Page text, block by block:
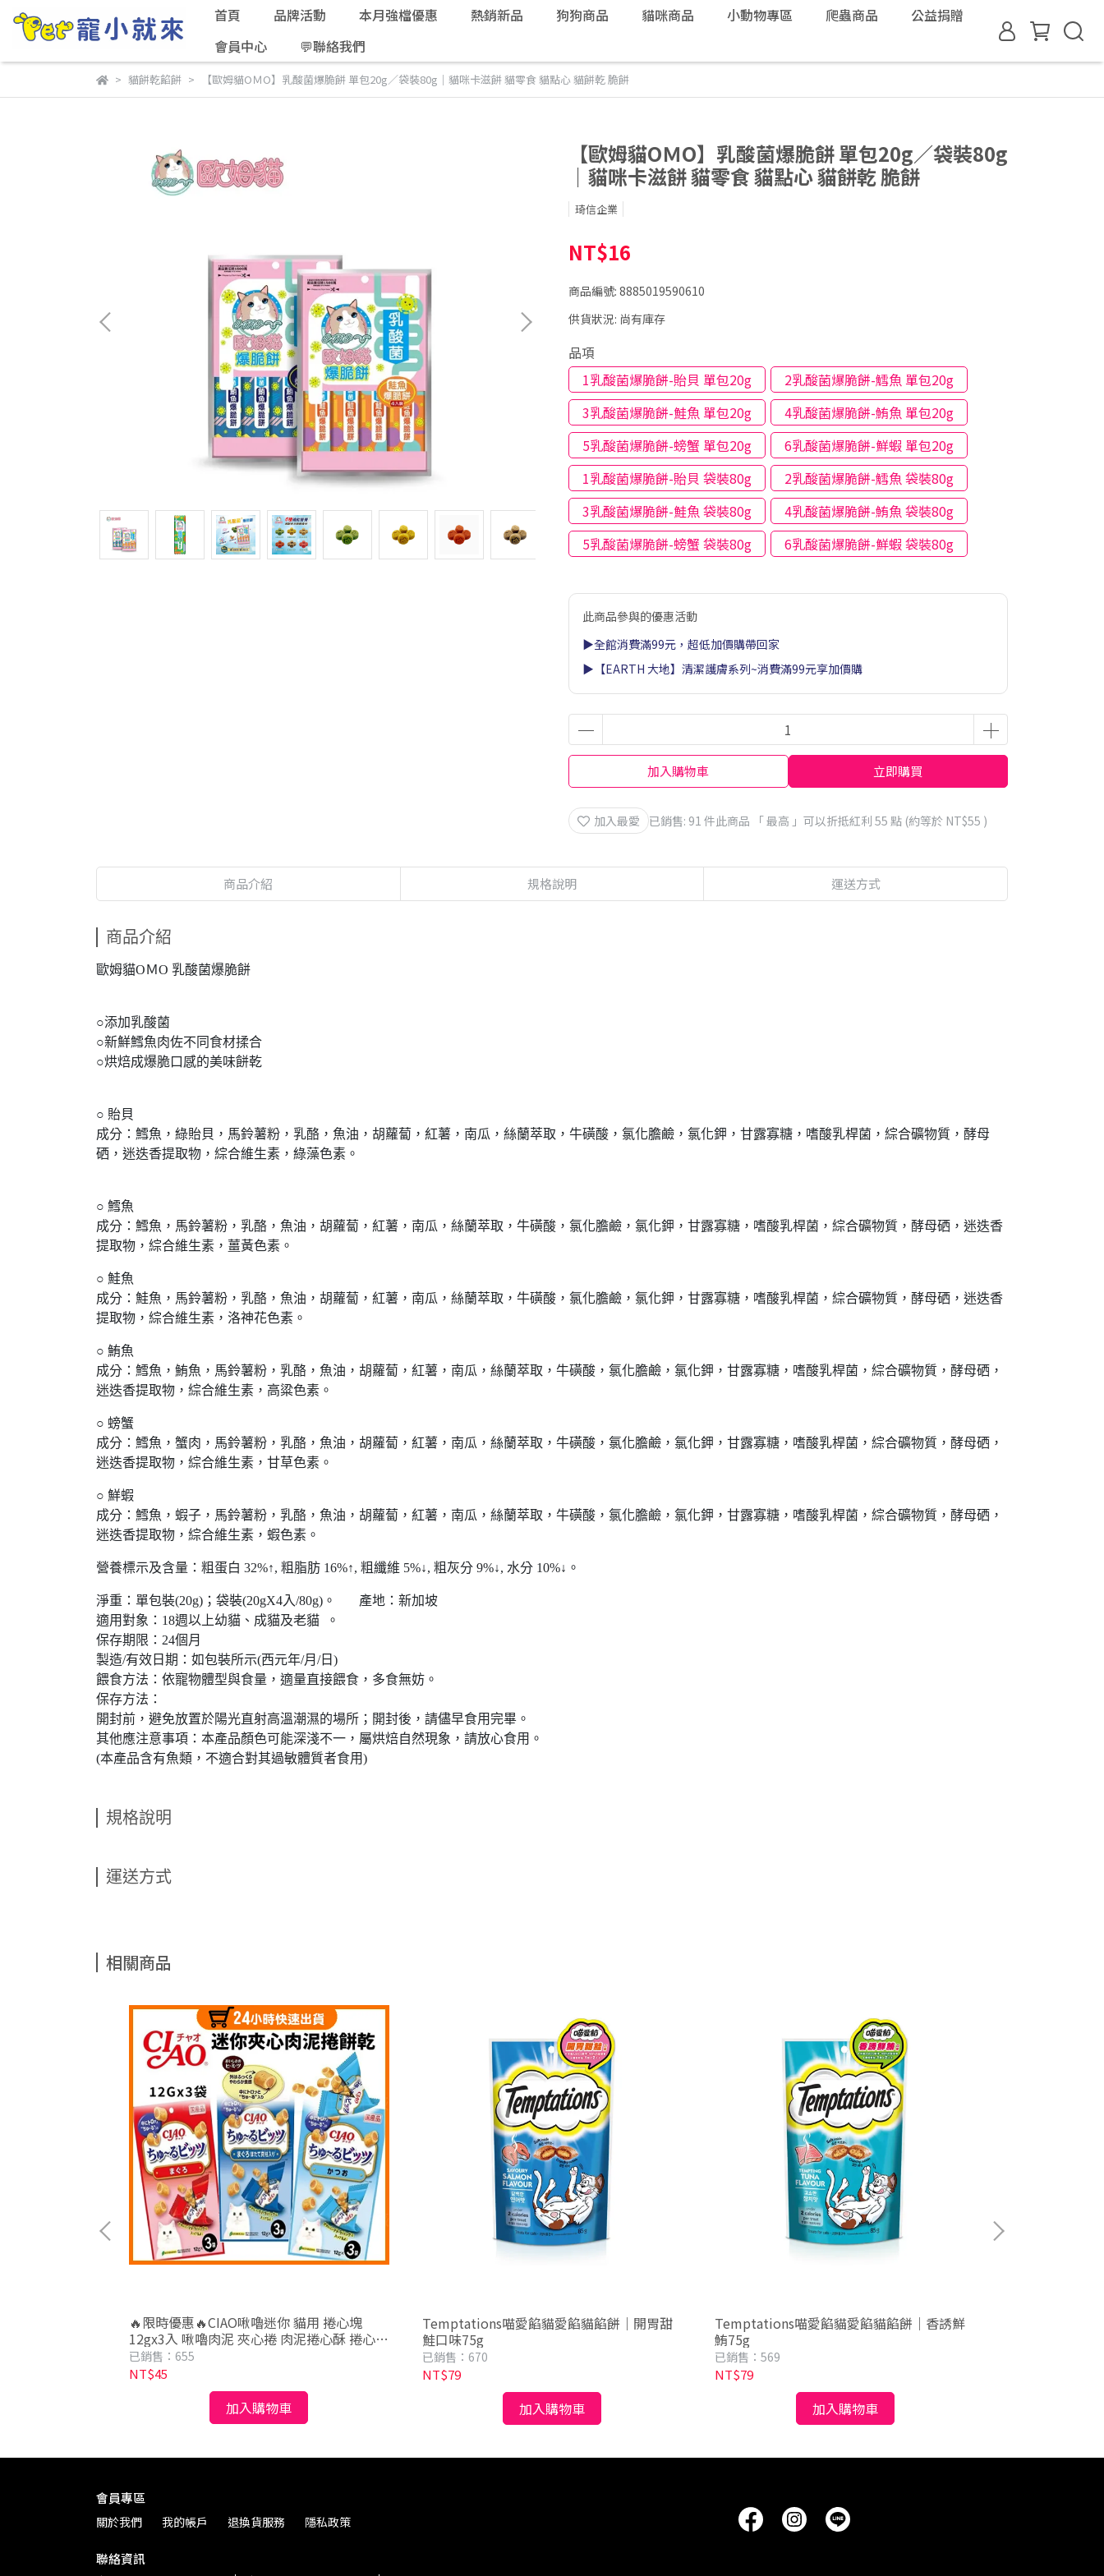
首頁 品牌活動 本月強檔優惠 熱銷新品 狗狗商品 貓咪商品 小動物專區 爬蟲商品
公益捐贈
會員中心
💬聯絡我們
貓餅乾餡餅 【歐姆貓OＭO】乳酸菌爆脆餅 單包20g／袋裝80g｜貓咪卡滋餅 貓零食 貓點心 貓餅乾 脆餅
【歐姆貓OＭO】乳酸菌爆脆餅 單包20g／袋裝80g
｜貓咪卡滋餅 貓零食 貓點心 貓餅乾 脆餅
琦信企業
NT$16
商品編號: 8885019590610
供貨狀況: 尚有庫存
品項
1乳酸菌爆脆餅-貽貝 單包20g
2乳酸菌爆脆餅-鱈魚 單包20g
3乳酸菌爆脆餅-鮭魚 單包20g
4乳酸菌爆脆餅-鮪魚 單包20g
5乳酸菌爆脆餅-螃蟹 單包20g
6乳酸菌爆脆餅-鮮蝦 單包20g
1乳酸菌爆脆餅-貽貝 袋裝80g
2乳酸菌爆脆餅-鱈魚 袋裝80g
3乳酸菌爆脆餅-鮭魚 袋裝80g
4乳酸菌爆脆餅-鮪魚 袋裝80g
5乳酸菌爆脆餅-螃蟹 袋裝80g
6乳酸菌爆脆餅-鮮蝦 袋裝80g
此商品參與的優惠活動
▶全館消費滿99元，超低加價購帶回家
▶【EARTH 大地】清潔護膚系列~消費滿99元享加價購
加入購物車 立即購買
加入最愛 已銷售: 91 件此商品 「 最高 」可以折抵紅利 55 點 (約等於 NT$55 )
商品介紹 規格說明 運送方式
商品介紹
歐姆貓OＭO 乳酸菌爆脆餅
○添加乳酸菌
○新鮮鱈魚肉佐不同食材揉合
○烘焙成爆脆口感的美味餅乾
○ 貽貝
成分：鱈魚，綠貽貝，馬鈴薯粉，乳酪，魚油，胡蘿蔔，紅薯，南瓜，絲蘭萃取，牛磺酸，氯化膽鹼，氯化鉀，甘露寡糖，嗜酸乳桿菌，綜合礦物質，酵母
硒，迷迭香提取物，綜合維生素，綠藻色素。
○ 鱈魚
成分：鱈魚，馬鈴薯粉，乳酪，魚油，胡蘿蔔，紅薯，南瓜，絲蘭萃取，牛磺酸，氯化膽鹼，氯化鉀，甘露寡糖，嗜酸乳桿菌，綜合礦物質，酵母硒，迷迭香
提取物，綜合維生素，薑黃色素。
○ 鮭魚
成分：鮭魚，馬鈴薯粉，乳酪，魚油，胡蘿蔔，紅薯，南瓜，絲蘭萃取，牛磺酸，氯化膽鹼，氯化鉀，甘露寡糖，嗜酸乳桿菌，綜合礦物質，酵母硒，迷迭香
提取物，綜合維生素，洛神花色素。
○ 鮪魚
成分：鱈魚，鮪魚，馬鈴薯粉，乳酪，魚油，胡蘿蔔，紅薯，南瓜，絲蘭萃取，牛磺酸，氯化膽鹼，氯化鉀，甘露寡糖，嗜酸乳桿菌，綜合礦物質，酵母硒，
迷迭香提取物，綜合維生素，高粱色素。
○ 螃蟹
成分：鱈魚，蟹肉，馬鈴薯粉，乳酪，魚油，胡蘿蔔，紅薯，南瓜，絲蘭萃取，牛磺酸，氯化膽鹼，氯化鉀，甘露寡糖，嗜酸乳桿菌，綜合礦物質，酵母硒，
迷迭香提取物，綜合維生素，甘草色素。
○ 鮮蝦
成分：鱈魚，蝦子，馬鈴薯粉，乳酪，魚油，胡蘿蔔，紅薯，南瓜，絲蘭萃取，牛磺酸，氯化膽鹼，氯化鉀，甘露寡糖，嗜酸乳桿菌，綜合礦物質，酵母硒，
迷迭香提取物，綜合維生素，蝦色素。
營養標示及含量：粗蛋白 32%↑, 粗脂肪 16%↑, 粗纖維 5%↓, 粗灰分 9%↓, 水分 10%↓。
淨重：單包裝(20g)；袋裝(20gΧ4入/80g)。 產地：新加坡
適用對象：18週以上幼貓、成貓及老貓 。
保存期限：24個月
製造/有效日期：如包裝所示(西元年/月/日)
餵食方法：依寵物體型與食量，適量直接餵食，多食無妨。
保存方法：
開封前，避免放置於陽光直射高溫潮濕的場所；開封後，請儘早食用完畢。
其他應注意事項：本產品顏色可能深淺不一，屬烘焙自然現象，請放心食用。
(本產品含有魚類，不適合對其過敏體質者食用)
規格說明
運送方式
相關商品
🔥限時優惠🔥CIAO啾嚕迷你 貓用 捲心塊
12gx3入 啾嚕肉泥 夾心捲 肉泥捲心酥 捲心肉
泥 肉泥 ciao肉泥 捲心酥
已銷售：655
NT$45
加入購物車
Temptations喵愛餡貓愛餡貓餡餅｜開胃甜
鮭口味75g
已銷售：670
NT$79
加入購物車
Temptations喵愛餡貓愛餡貓餡餅｜香誘鮮
鮪75g
已銷售：569
NT$79
加入購物車
會員專區
關於我們 我的帳戶 退換貨服務 隱私政策
聯絡資訊